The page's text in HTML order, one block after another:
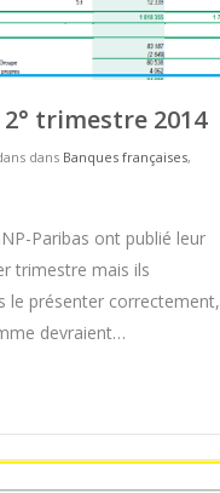
trimestre 2014
dans Banques françaises,
Paribas ont publié leur
trimestre mais ils
le présenter correctement,
devraient…